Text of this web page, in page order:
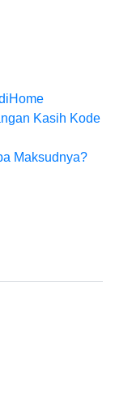
Kasih Kode
Maksudnya?